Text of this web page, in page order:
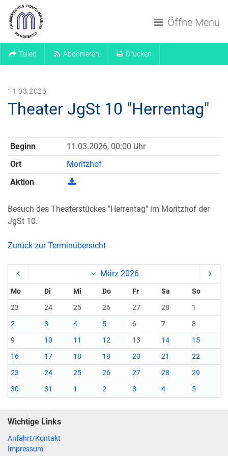
Öffne Menü
Teilen Abonnieren Drucken
11.03.2026
Theater JgSt 10 "Herrentag"
Beginn
11.03.2026, 00:00 Uhr
Ort
Moritzhof
Aktion
Besuch des Theaterstückes "Herrentag" im Moritzhof der
JgSt 10.
Zurück zur Terminübersicht
März 2026
Mo Di Mi Do Fr Sa
So
23
24 25 26 27 28
1
2
3 4 5 6 7
8
9
10 11 12 13 14
15
16
17 18 19 20 21
22
23
24 25 26 27 28
29
30
31 1 2 3 4 5
Wichtige Links
Anfahrt/Kontakt
Impressum